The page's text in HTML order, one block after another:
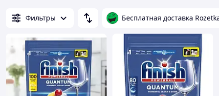
Фильтры Бесплатная доставка